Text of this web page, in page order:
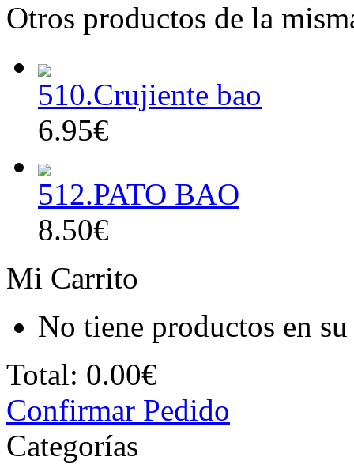
Otros productos de la
510.Crujiente bao
6.95€
512.PATO BAO
8.50€
Mi Carrito
No tiene productos en
Total: 0.00€
Confirmar Pedido
Categorías